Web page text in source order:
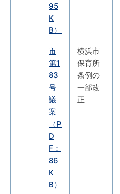
95
K
B）
市
第1
83
号
議
案
（P
D
F：
86
K
B）
横浜市
保育所
条例の
一部改
正